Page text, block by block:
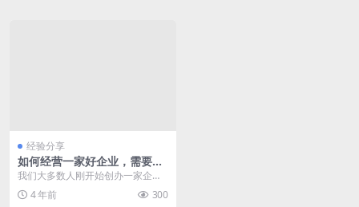
经验分享
如何经营一家好企业，需要具
备什么要素特点
我们大多数人刚开始创办一家企业
都遇到经营管理等诸多问题，想要
成为一个成功的企业都...
4 年前 300